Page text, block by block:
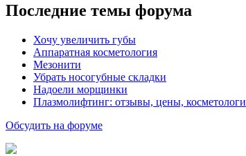
Последние темы форума
Хочу увеличить губы
Аппаратная косметология
Мезонити
Убрать носогубные складки
Надоели морщинки
Плазмолифтинг: отзывы, цены, косметологи
Обсудить на форуме